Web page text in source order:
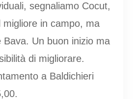
segnaliamo Cocut,
migliore in campo, ma
Bava. Un buon inizio ma
di migliorare.
a Baldichieri